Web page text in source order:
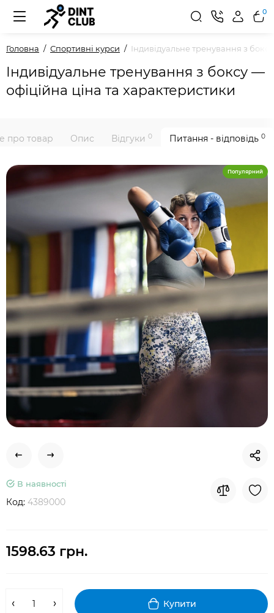
0
Головна Спортивні курси Індивідуальне тренування з боксу
Індивідуальне тренування з боксу —
офіційна ціна та характеристики
про товар Опис Відгуки 0 Питання - відповідь 0
Популярний
В наявності
Код: 4389000
1598.63 грн.
Купити